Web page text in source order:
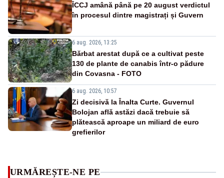
ÎCCJ amână până pe 20 august verdictul
în procesul dintre magistrați și Guvern
6 aug. 2026, 13:25
Bărbat arestat după ce a cultivat peste
130 de plante de canabis într-o pădure
din Covasna - FOTO
6 aug. 2026, 10:57
Zi decisivă la Înalta Curte. Guvernul
Bolojan află astăzi dacă trebuie să
plătească aproape un miliard de euro
grefierilor
URMĂREȘTE-NE PE